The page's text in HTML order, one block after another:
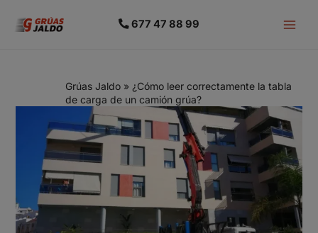
677 47 88 99
Grúas Jaldo» ¿Cómo leer correctamente la tabla
de carga de un camión grúa?